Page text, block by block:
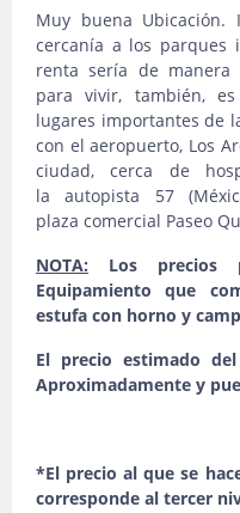
Muy buena
cercanía a los parques
renta sería de manera
para vivir, también,
lugares importantes de
con el aeropuerto, Los
ciudad, cerca de
la autopista 57
plaza comercial Paseo
NOTA: Los precios
Equipamiento que
estufa con horno y
El precio estimado
Aproximadamente y
*El precio al que se
corresponde al tercer